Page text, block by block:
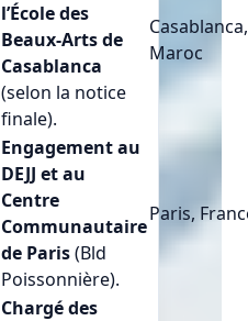
l’École des
Beaux-Arts de
Casablanca
(selon la notice
finale).
Casablanca,
Maroc
Engagement au
DEJJ et au
Centre
Communautaire
de Paris(Bld
Poissonnière).
Paris,
Chargé des